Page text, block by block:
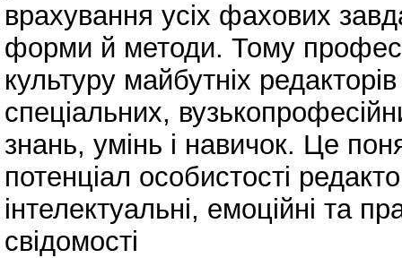
врахування усіх фахових
форми й методи. Тому
культуру майбутніх
спеціальних,
знань, умінь і навичок. Це
потенціал особистості
інтелектуальні, емоційні та
свідомості